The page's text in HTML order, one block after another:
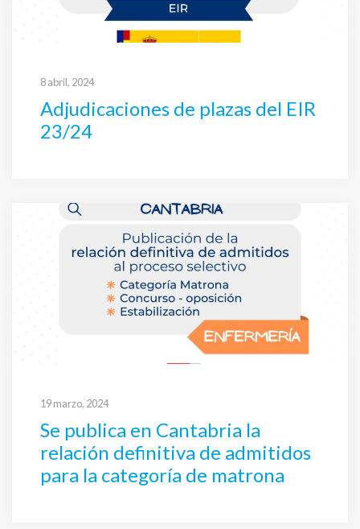
8 abril, 2024
Adjudicaciones de plazas del EIR
23/24
19 marzo, 2024
Se publica en Cantabria la
relación definitiva de admitidos
para la categoría de matrona